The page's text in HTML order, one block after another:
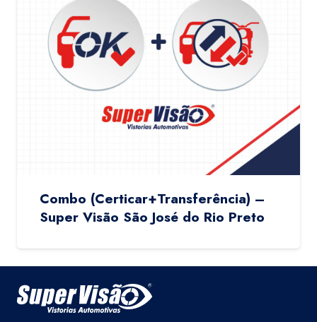
Combo (Certicar+Transferência) –
Super Visão São José do Rio Preto